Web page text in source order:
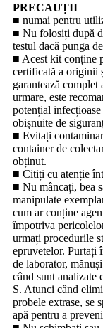
PRECAUȚII
■ numai pentru
■ Nu folosiți după
testul dacă punga
■ Acest kit conține
certificată a originii
garantează
urmare, este
potențial
obișnuite de
■ Evitați
container de
obținut.
■ Citiți cu atenție
■ Nu mâncați, bea
manipulate
cum ar conține
împotriva
urmați procedurile
epruvetelor. Purtați
de laborator,
când sunt analizate
S. Atunci când
probele extrase, se
apă pentru a